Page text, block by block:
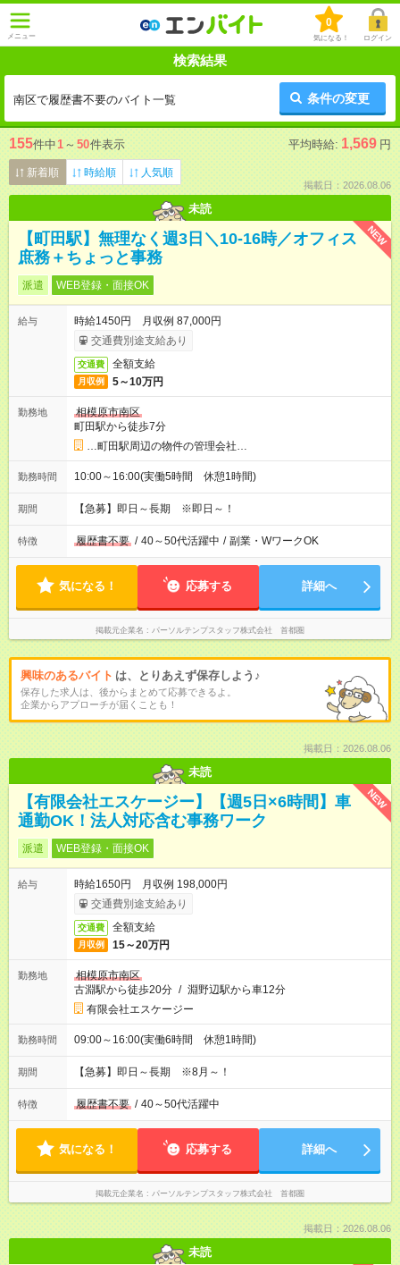
メニュー
0
気になる！ ログイン
検索結果
南区で履歴書不要のバイト一覧 条件の変更
155件中1 ～ 50件表示 平均時給: 1,569 円
新着順 時給順 人気順
掲載日：2026.08.06
未読
NEW
【町田駅】無理なく週3日＼10-16時／オフィス
庶務＋ちょっと事務
派遣 WEB登録・面接OK
給与
時給1450円 月収例 87,000円
交通費別途支給あり
交通費 全額支給
月収例 5～10万円
勤務地
相模原市南区
町田駅から徒歩7分
…町田駅周辺の物件の管理会社…
勤務時間 10:00～16:00(実働5時間 休憩1時間)
期間 【急募】即日～長期 ※即日～！
特徴 履歴書不要 / 40～50代活躍中 / 副業・WワークOK
気になる！ 応募する 詳細へ
掲載元企業名 パーソルテンプスタッフ株式会社 首都圏
興味のあるバイト は、とりあえず保存しよう♪
保存した求人は、後からまとめて応募できるよ。
企業からアプローチが届くことも！
掲載日：2026.08.06
未読
NEW
【有限会社エスケージー】【週5日×6時間】車
通勤OK！法人対応含む事務ワーク
派遣 WEB登録・面接OK
給与
時給1650円 月収例 198,000円
交通費別途支給あり
交通費 全額支給
月収例 15～20万円
勤務地
相模原市南区
古淵駅から徒歩20分 / 淵野辺駅から車12分
有限会社エスケージー
勤務時間 09:00～16:00(実働6時間 休憩1時間)
期間 【急募】即日～長期 ※8月～！
特徴 履歴書不要 / 40～50代活躍中
気になる！ 応募する 詳細へ
掲載元企業名 パーソルテンプスタッフ株式会社 首都圏
掲載日：2026.08.06
未読